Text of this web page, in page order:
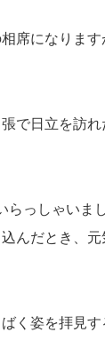
席になりま
で日立を訪
っしゃいま
んだとき、
く姿を拝見す